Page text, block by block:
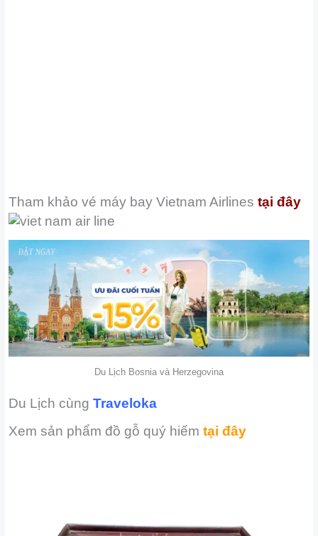
Tham khảo vé máy bayVietnam Airlines tại đây
Du Lịch Bosnia và Herzegovina
Du Lịch cùngTraveloka
Xem sản phẩm đồ gỗ quý hiếmtại đây